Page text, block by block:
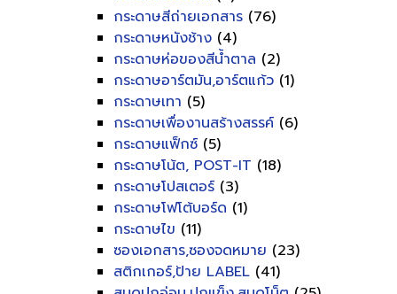
กระดาษสีถ่ายเอกสาร (76)
กระดาษหนังช้าง (4)
กระดาษห่อของสีน้ำตาล (2)
กระดาษอาร์ตมัน,อาร์ตแก้ว (1)
กระดาษเทา (5)
กระดาษเพื่องานสร้างสรรค์ (6)
กระดาษแฟ็กซ์ (5)
กระดาษโน้ต, POST-IT (18)
กระดาษโปสเตอร์ (3)
กระดาษโฟโต้บอร์ด (1)
กระดาษไข (11)
ซองเอกสาร,ซองจดหมาย (23)
สติกเกอร์,ป้าย LABEL (41)